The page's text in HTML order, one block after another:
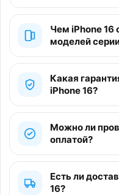
Чем iPhone 16
моделей
Какая
iPhone 16?
Можно ли
оплатой?
Есть ли
16?